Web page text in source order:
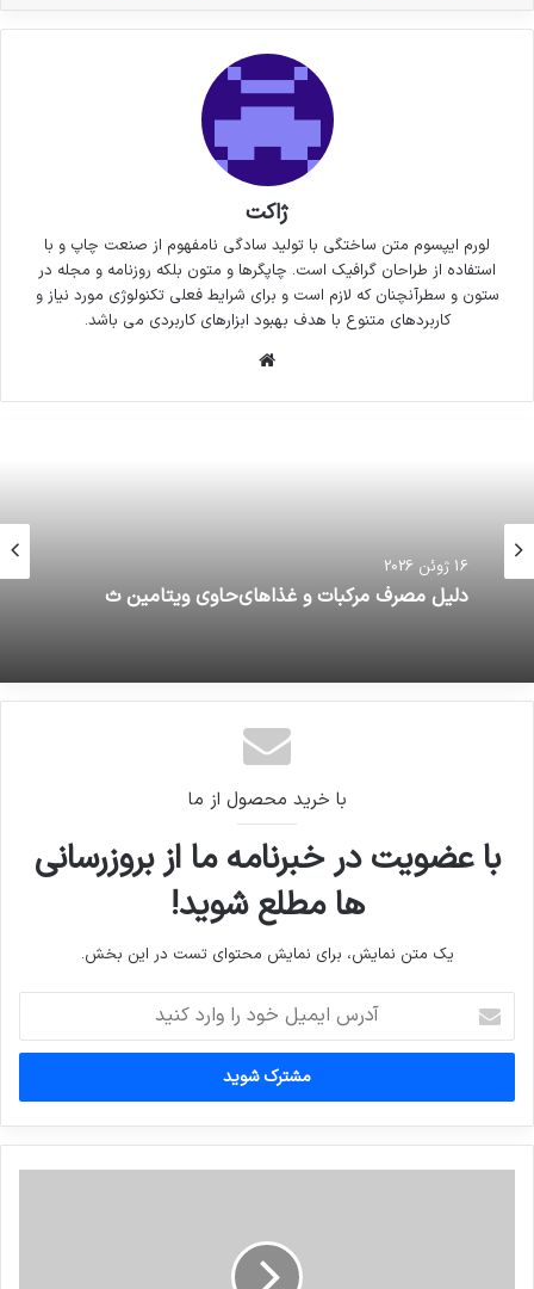
ژاکت
لورم ایپسوم متن ساختگی با تولید سادگی نامفهوم از صنعت چاپ و با
استفاده از طراحان گرافیک است. چاپگرها و متون بلکه روزنامه و مجله در
ستون و سطرآنچنان که لازم است و برای شرایط فعلی تکنولوژی مورد نیاز و
کاربردهای متنوع با هدف بهبود ابزارهای کاربردی می باشد.
16 ژوئن 2026
ﺩﻟﯿﻞ مصرف مرکبات و غذاهایﺣﺎﻭﯼ ﻭﯾﺘﺎﻣﯿﻦ ﺙ
با خرید محصول از ما
با عضویت در خبرنامه ما از بروزرسانی
ها مطلع شوید!
یک متن نمایش، برای نمایش محتوای تست در این بخش.
ایمیل
خود
وارد
کنید